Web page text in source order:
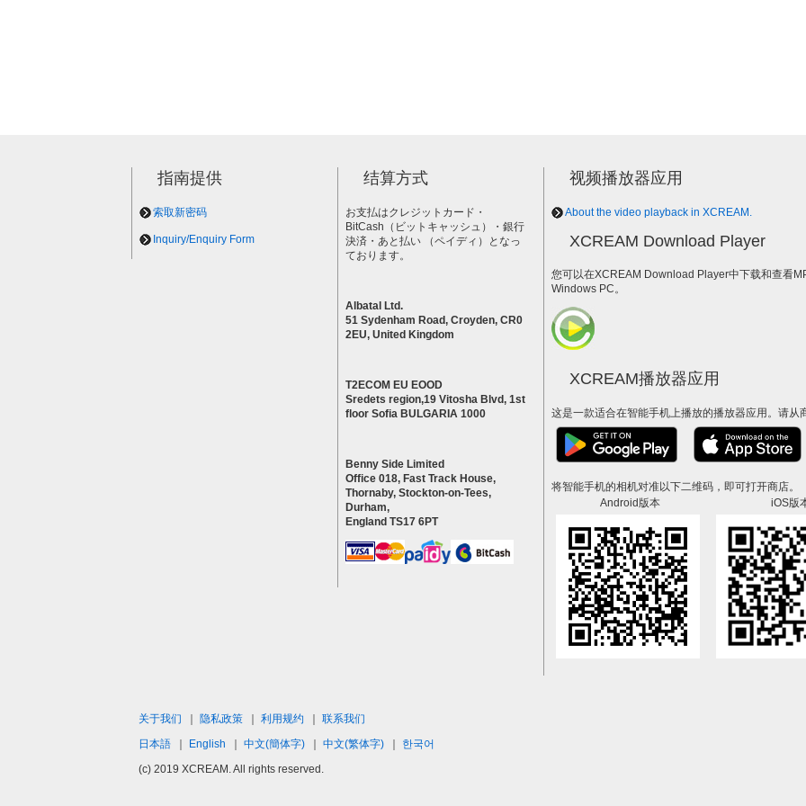
指南提供
索取新密码
Inquiry/Enquiry Form
结算方式
お支払はクレジットカード・
BitCash（ビットキャッシュ）・銀行
決済・あと払い （ペイディ）となっ
ております。
Albatal Ltd.
51 Sydenham Road, Croyden, CR0
2EU, United Kingdom
T2ECOM EU EOOD
Sredets region,19 Vitosha Blvd, 1st
floor Sofia BULGARIA 1000
Benny Side Limited
Office 018, Fast Track House,
Thornaby, Stockton-on-Tees,
Durham,
England TS17 6PT
视频播放器应用
About the video playback in XCREAM.
XCREAM Download Player
您可以在XCREAM Download Player中下载和查看
Windows PC。
XCREAM播放器应用
这是一款适合在智能手机上播放的播放器应用。请从
将智能手机的相机对准以下二维码，即可打开商店。
Android版本
iOS版
关于我们 隐私政策 利用规约
联系我们
日本語
English 中文(簡体字) 中文(繁体字)
한국어
(c) 2019 XCREAM. All rights reserved.